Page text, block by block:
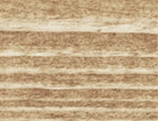
スーパーボウル前に知
っておきたい｜バッ
ド・バニーとサルサ、
ラテン音楽の原点
報